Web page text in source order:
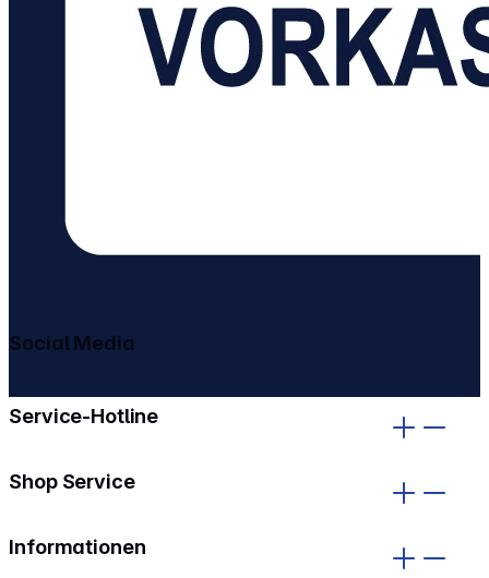
Service-Hotline
Shop Service
Informationen
Social Media